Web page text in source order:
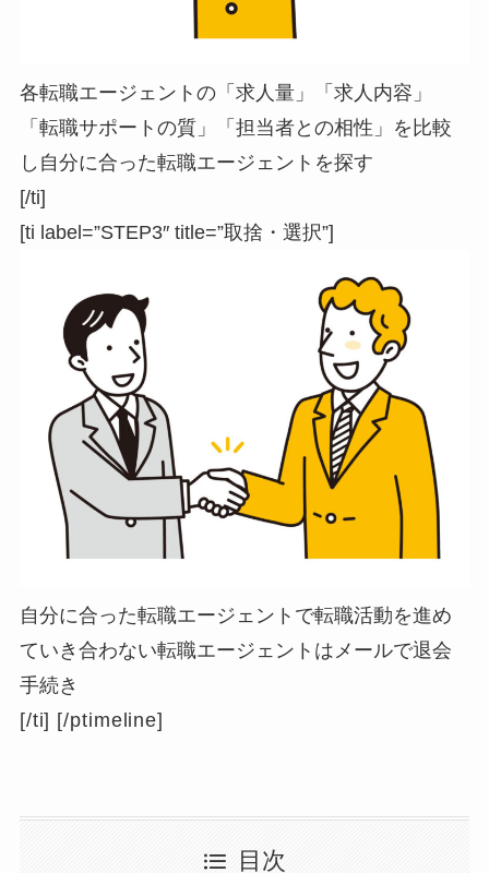
各転職エージェントの「求人量」「求人内容」
「転職サポートの質」「担当者との相性」を比較
し自分に合った転職エージェントを探す
[/ti]
[ti label=”STEP3″ title=”取捨・選択”]
自分に合った転職エージェントで転職活動を進め
ていき合わない転職エージェントはメールで退会
手続き
[/ti] [/ptimeline]
目次